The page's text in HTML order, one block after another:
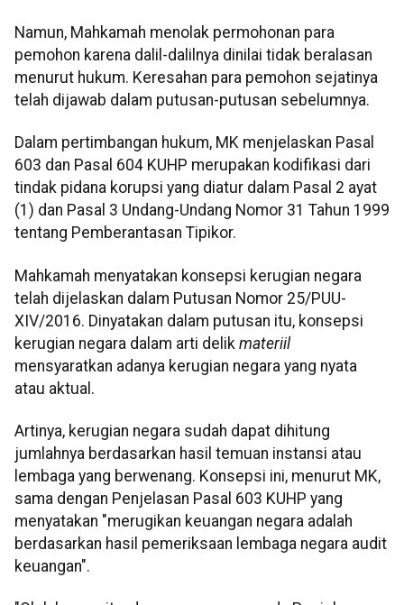
Namun, Mahkamah menolak permohonan para
pemohon karena dalil-dalilnya dinilai tidak beralasan
menurut hukum. Keresahan para pemohon sejatinya
telah dijawab dalam putusan-putusan sebelumnya.
Dalam pertimbangan hukum, MK menjelaskan Pasal
603 dan Pasal 604 KUHP merupakan kodifikasi dari
tindak pidana korupsi yang diatur dalam Pasal 2 ayat
(1) dan Pasal 3 Undang-Undang Nomor 31 Tahun 1999
tentang Pemberantasan Tipikor.
Mahkamah menyatakan konsepsi kerugian negara
telah dijelaskan dalam Putusan Nomor 25/PUU-
XIV/2016. Dinyatakan dalam putusan itu, konsepsi
kerugian negara dalam arti delik materiil
mensyaratkan adanya kerugian negara yang nyata
atau aktual.
Artinya, kerugian negara sudah dapat dihitung
jumlahnya berdasarkan hasil temuan instansi atau
lembaga yang berwenang. Konsepsi ini, menurut MK,
sama dengan Penjelasan Pasal 603 KUHP yang
menyatakan "merugikan keuangan negara adalah
berdasarkan hasil pemeriksaan lembaga negara audit
keuangan".